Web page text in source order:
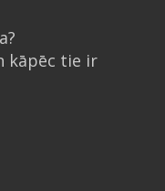
kāpēc tie ir